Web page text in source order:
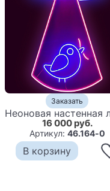
Заказать
16 000 руб.
Артикул: 46.164-0
В корзину